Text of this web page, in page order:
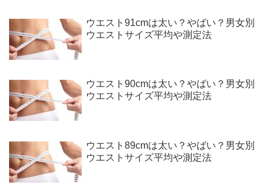
ウエスト91cmは太い？やばい？男女別
ウエストサイズ平均や測定法
ウエスト90cmは太い？やばい？男女別
ウエストサイズ平均や測定法
ウエスト89cmは太い？やばい？男女別
ウエストサイズ平均や測定法